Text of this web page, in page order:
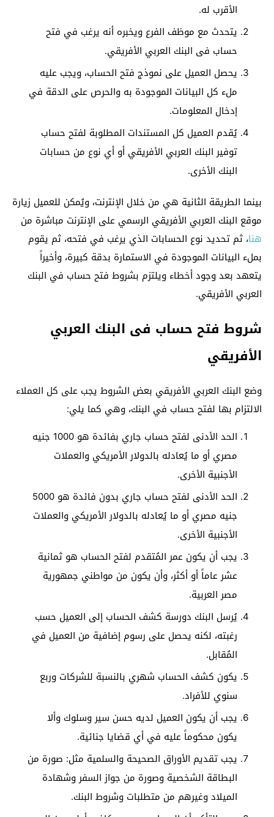
الأقرب له.
يتحدث مع موظف الفرع ويخبره أنه يرغب في فتح
حساب فى البنك العربي الأفريقي.
يحصل العميل على نموذج فتح الحساب، ويجب عليه
ملء كل البيانات الموجودة به والحرص على الدقة في
إدخال المعلومات.
يُقدم العميل كل المستندات المطلوبة لفتح حساب
توفير البنك العربي الأفريقي أو أي نوع من حسابات
البنك الأخرى.
بينما الطريقة الثانية هي من خلال الإنترنت، ويُمكن للعميل زيارة
موقع البنك العربي الأفريقي الرسمي على الإنترنت مباشرة من
هنا، ثم تحديد نوع الحسابات الذي يرغب في فتحه، ثم يقوم
بملء البيانات الموجودة في الاستمارة بدقة كبيرة، وأخيراً
يتعهد بعد وجود أخطاء ويلتزم بشروط فتح حساب في البنك
العربي الأفريقي.
شروط فتح حساب فى البنك العربي
الأفريقي
وضع البنك العربي الأفريقي بعض الشروط يجب على كل العملاء
الالتزام بها لفتح حساب في البنك، وهي كما يلي:
الحد الأدنى لفتح حساب جاري بفائدة هو 1000 جنيه
مصري أو ما يُعادله بالدولار الأمريكي والعملات
الأجنبية الأخرى.
الحد الأدنى لفتح حساب جاري بدون فائدة هو 5000
جنيه مصري أو ما يُعادله بالدولار الأمريكي والعملات
الأجنبية الأخرى.
يجب أن يكون عمر المُتقدم لفتح الحساب هو ثمانية
عشر عاماً أو أكثر، وأن يكون من مواطني جمهورية
مصر العربية.
يُرسل البنك دورسة كشف الحساب إلى العميل حسب
رغبته، لكنه يحصل على رسوم إضافية من العميل في
المُقابل.
يكون كشف الحساب شهري بالنسبة للشركات وربع
سنوي للأفراد.
يجب أن يكون العميل لديه حسن سير وسلوك وألا
يكون محكوماً عليه في أي قضايا جنائية.
يجب تقديم الأوراق الصحيحة والسلمية مثل: صورة من
البطاقة الشخصية وصورة من جواز السفر وشهادة
الميلاد وغيرهم من متطلبات وشروط البنك.